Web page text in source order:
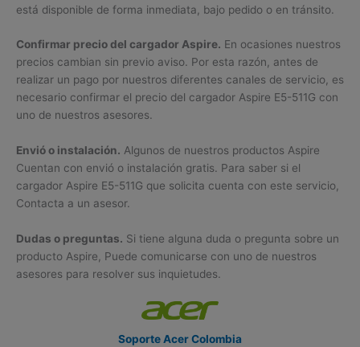
está disponible de forma inmediata, bajo pedido o en tránsito.
Confirmar precio del cargador Aspire. En ocasiones nuestros
precios cambian sin previo aviso. Por esta razón, antes de
realizar un pago por nuestros diferentes canales de servicio, es
necesario confirmar el precio del cargador Aspire E5-511G con
uno de nuestros asesores.
Envió o instalación. Algunos de nuestros productos Aspire
Cuentan con envió o instalación gratis. Para saber si el
cargador Aspire E5-511G que solicita cuenta con este servicio,
Contacta a un asesor.
Dudas o preguntas. Si tiene alguna duda o pregunta sobre un
producto Aspire, Puede comunicarse con uno de nuestros
asesores para resolver sus inquietudes.
Soporte Acer Colombia